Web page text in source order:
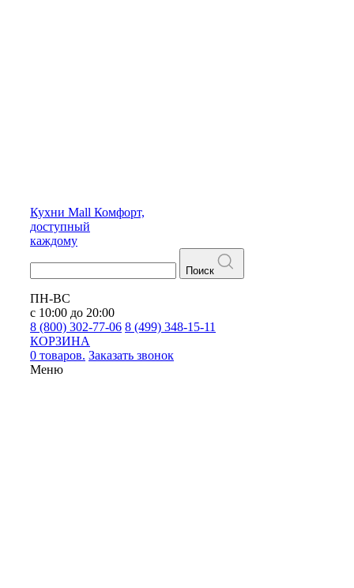
Кухни Mall Комфорт,
доступный
каждому
Поиск
ПН-ВС
с 10:00 до 20:00
8 (800) 302-77-06 8 (499) 348-15-11
КОРЗИНА
0 товаров. Заказать звонок
Меню